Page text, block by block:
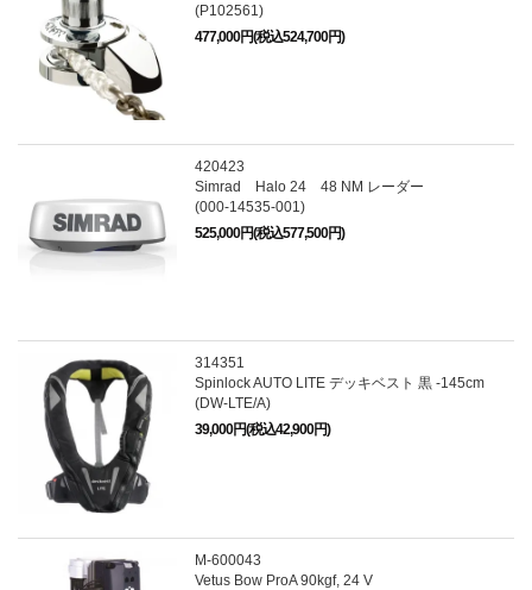
(P102561)
477,000円(税込524,700円)
420423
Simrad Halo 24 48 NM レーダー
(000-14535-001)
525,000円(税込577,500円)
314351
Spinlock AUTO LITE デッキベスト 黒 -145cm
(DW-LTE/A)
39,000円(税込42,900円)
M-600043
Vetus Bow ProA 90kgf, 24 V